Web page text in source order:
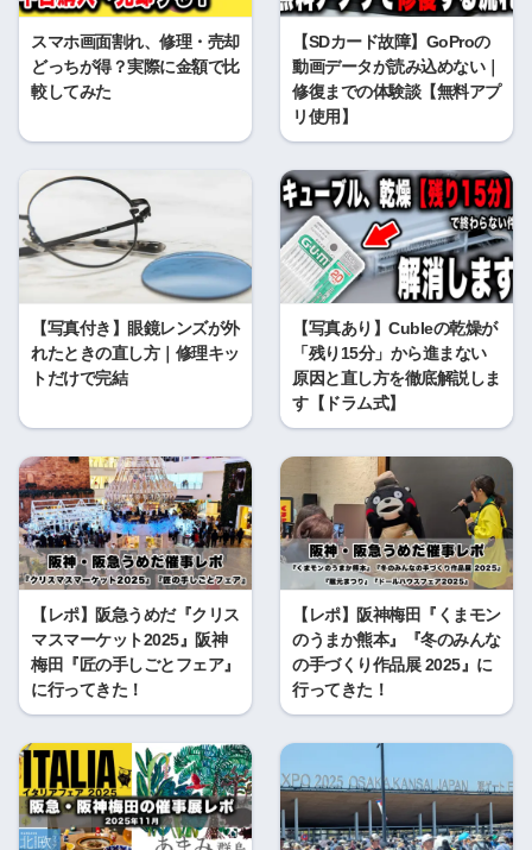
スマホ画面割れ、修理・売却
どっちが得？実際に金額で比
較してみた
【SDカード故障】GoProの
動画データが読み込めない｜
修復までの体験談【無料アプ
リ使用】
【写真付き】眼鏡レンズが外
れたときの直し方｜修理キッ
トだけで完結
【写真あり】Cubleの乾燥が
「残り15分」から進まない
原因と直し方を徹底解説しま
す【ドラム式】
【レポ】阪急うめだ『クリス
マスマーケット2025』阪神
梅田『匠の手しごとフェア』
に行ってきた！
【レポ】阪神梅田『くまモン
のうまか熊本』『冬のみんな
の手づくり作品展 2025』に
行ってきた！